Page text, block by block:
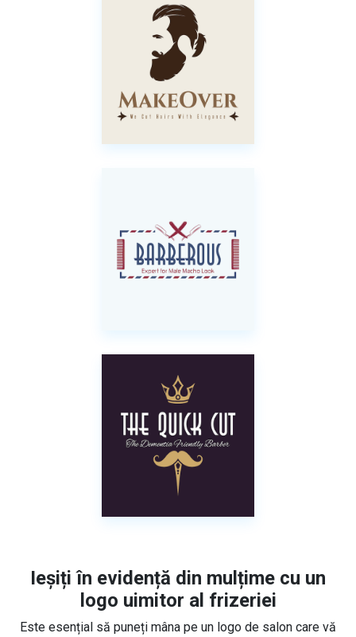
Ieșiți în evidență din mulțime cu un
logo uimitor al frizeriei
Este esențial să puneți mâna pe un logo de salon care vă